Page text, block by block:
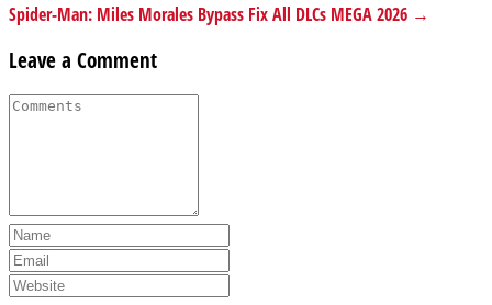
Spider-Man: Miles Morales Bypass Fix All DLCs MEGA 2026 →
Leave a Comment